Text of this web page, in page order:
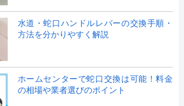
水道・蛇口ハンドルレバーの交換手順・
方法を分かりやすく解説
ホームセンターで蛇口交換は可能！料金
の相場や業者選びのポイント